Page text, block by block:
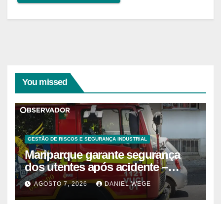
You missed
GESTÃO DE RISCOS E SEGURANÇA INDUSTRIAL
Mariparque garante segurança
dos utentes após acidente –
Observador
AGOSTO 7, 2026 DANIEL WEGE